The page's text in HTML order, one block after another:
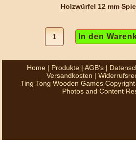
Holzwürfel 12 mm
Home| Produkte| AGB's|
Versandkosten |
Ting Tong Wooden Games
Photos and Content